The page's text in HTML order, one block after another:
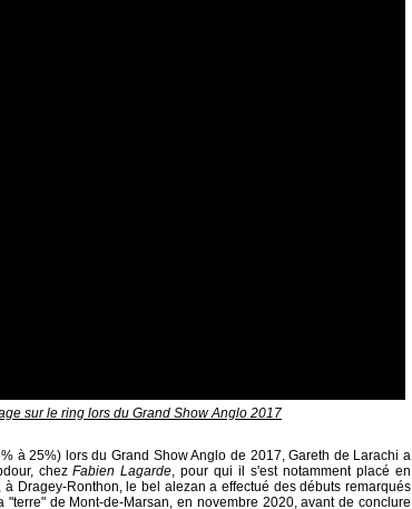
sur le ring lors du Grand Show Anglo 2017
à 25%) lors du Grand Show Anglo de 2017, Gareth de Larachi a
chezFabien Lagarde, pour qui il s'est notamment placé en
à Dragey-Ronthon, le bel alezan a effectué des débuts remarqués
de Mont-de-Marsan, en novembre 2020, avant de conclure